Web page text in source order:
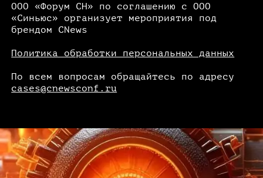
ООО «Форум СН» по соглашению с ООО
«Синьюс» организует мероприятия под
брендом CNews
Политика обработки персональных данных
По всем вопросам обращайтесь по адресу
cases@cnewsconf.ru